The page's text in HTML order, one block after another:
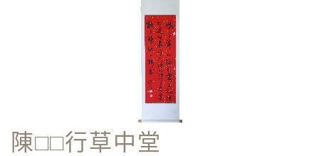
陳□□行草中堂